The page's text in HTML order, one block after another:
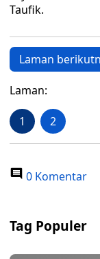
Taufik.
Laman
Laman:
1 2
0 Komentar
Tag Populer